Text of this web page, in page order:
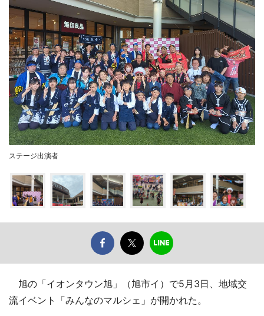
ステージ出演者
旭の「イオンタウン旭」（旭市イ）で5月3日、地域交
流イベント「みんなのマルシェ」が開かれた。